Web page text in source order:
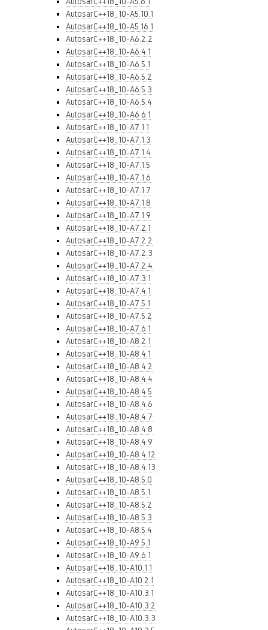
AutosarC++18_10-A5.10.1
AutosarC++18_10-A5.16.1
AutosarC++18_10-A6.2.2
AutosarC++18_10-A6.4.1
AutosarC++18_10-A6.5.1
AutosarC++18_10-A6.5.2
AutosarC++18_10-A6.5.3
AutosarC++18_10-A6.5.4
AutosarC++18_10-A6.6.1
AutosarC++18_10-A7.1.1
AutosarC++18_10-A7.1.3
AutosarC++18_10-A7.1.4
AutosarC++18_10-A7.1.5
AutosarC++18_10-A7.1.6
AutosarC++18_10-A7.1.7
AutosarC++18_10-A7.1.8
AutosarC++18_10-A7.1.9
AutosarC++18_10-A7.2.1
AutosarC++18_10-A7.2.2
AutosarC++18_10-A7.2.3
AutosarC++18_10-A7.2.4
AutosarC++18_10-A7.3.1
AutosarC++18_10-A7.4.1
AutosarC++18_10-A7.5.1
AutosarC++18_10-A7.5.2
AutosarC++18_10-A7.6.1
AutosarC++18_10-A8.2.1
AutosarC++18_10-A8.4.1
AutosarC++18_10-A8.4.2
AutosarC++18_10-A8.4.4
AutosarC++18_10-A8.4.5
AutosarC++18_10-A8.4.6
AutosarC++18_10-A8.4.7
AutosarC++18_10-A8.4.8
AutosarC++18_10-A8.4.9
AutosarC++18_10-A8.4.12
AutosarC++18_10-A8.4.13
AutosarC++18_10-A8.5.0
AutosarC++18_10-A8.5.1
AutosarC++18_10-A8.5.2
AutosarC++18_10-A8.5.3
AutosarC++18_10-A8.5.4
AutosarC++18_10-A9.5.1
AutosarC++18_10-A9.6.1
AutosarC++18_10-A10.1.1
AutosarC++18_10-A10.2.1
AutosarC++18_10-A10.3.1
AutosarC++18_10-A10.3.2
AutosarC++18_10-A10.3.3